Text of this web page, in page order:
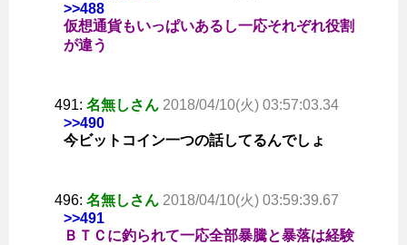
>>488
仮想通貨もいっぱいあるし一応それぞれ役割
が違う
491: 名無しさん 2018/04/10(火) 03:57:03.34
>>490
今ビットコイン一つの話してるんでしょ
496: 名無しさん 2018/04/10(火) 03:59:39.67
>>491
ＢＴＣに釣られて一応全部暴騰と暴落は経験